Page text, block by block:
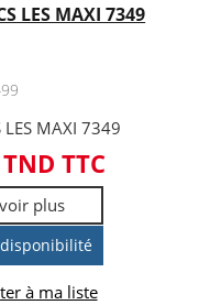
LES MAXI 7349
LES MAXI 7349
TTC
plus
à ma liste